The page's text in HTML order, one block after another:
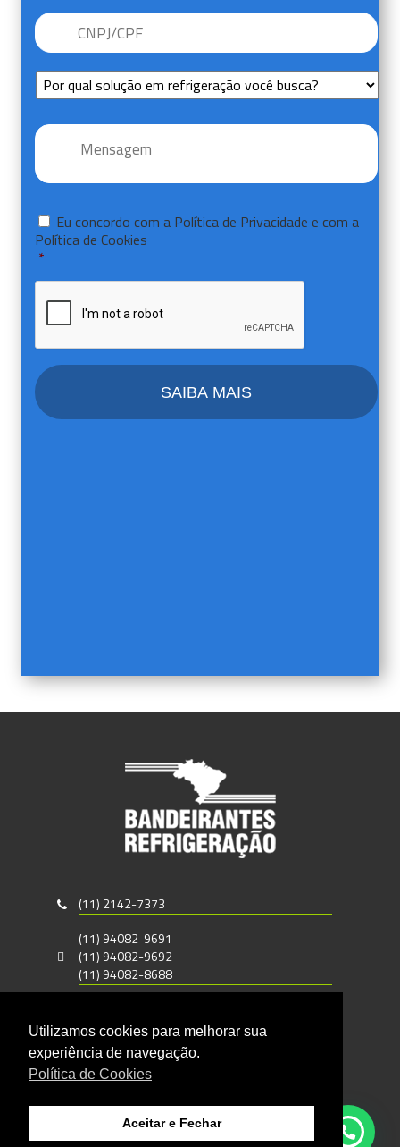
CNPJ/CPF
Sem
Título
Mensagem *
Consentir
Eu concordo com a Política de Privacidade e com a
Política de Cookies
*
CAPTCHA
(11) 2142-7373
(11) 94082-9691
(11) 94082-9692
(11) 94082-8688
Rua Carlos Gomes, 690
Santo Amaro - CEP : 04743-050
São Paulo - SP
Utilizamos cookies para melhorar sua
experiência de navegação.
Política de Cookies
Aceitar e Fechar